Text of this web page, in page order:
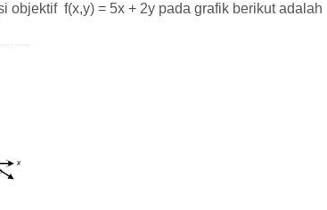
objektif f(x,y) = 5x + 2y pada grafik berikut adalah